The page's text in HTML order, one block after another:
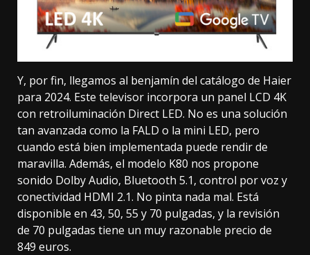
Y, por fin, llegamos al benjamín del catálogo de Haier
para 2024. Este televisor incorpora un panel LCD 4K
con retroiluminación Direct LED. No es una solución
tan avanzada como la FALD o la mini LED, pero
cuando está bien implementada puede rendir de
maravilla. Además, el modelo K80 nos propone
sonido Dolby Audio, Bluetooth 5.1, control por voz y
conectividad HDMI 2.1. No pinta nada mal. Está
disponible en 43, 50, 55 y 70 pulgadas, y la revisión
de 70 pulgadas tiene un muy razonable precio de
849 euros.